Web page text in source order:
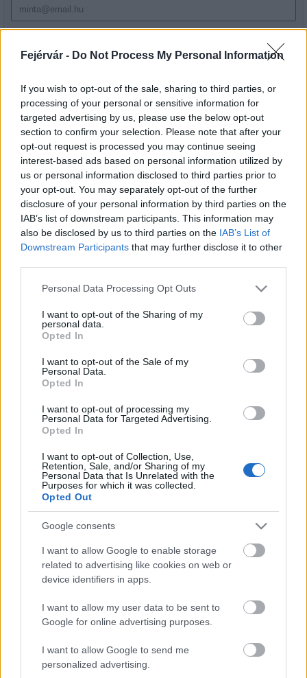
Fejérvár - Do Not Process My Personal Information
If you wish to opt-out of the sale, sharing to third parties, or
processing of your personal or sensitive information for
targeted advertising by us, please use the below opt-out
section to confirm your selection. Please note that after your
opt-out request is processed you may continue seeing
interest-based ads based on personal information utilized by
us or personal information disclosed to third parties prior to
your opt-out. You may separately opt-out of the further
disclosure of your personal information by third parties on the
IAB’s list of downstream participants. This information may
also be disclosed by us to third parties on the IAB’s List of
Downstream Participants that may further disclose it to other
Please note that this website/app uses one or more Google
not limited to your visit or usage behaviour. You may click to
grant or deny consent to Google and its third-party tags to
use your data for below specified purposes in below Google
consent section.
Personal Data Processing Opt Outs
I want to opt-out of the Sharing of my
personal data.
Opted In
I want to opt-out of the Sale of my
Personal Data.
Opted In
I want to opt-out of processing my
Personal Data for Targeted Advertising.
Opted In
I want to opt-out of Collection, Use,
Retention, Sale, and/or Sharing of my
Personal Data that Is Unrelated with the
Purposes for which it was collected.
Opted Out
Google consents
I want to allow Google to enable storage
related to advertising like cookies on web or
device identifiers in apps.
I want to allow my user data to be sent to
Google for online advertising purposes.
I want to allow Google to send me
personalized advertising.
szabályzatot!
LEGFRISSEBB
Országos hírek
Megérkezett az eső a Duna vízgyűjtőjére
Aktuális
Paks II.: Mit jelent az 5. blokk új
árnyékában?
másodfokúra csökken a riasztás
HIRDETÉS
Paks II.: Mit jelent az 5. blokk új
mérföldköve a felülvizsgálat
árnyékában?